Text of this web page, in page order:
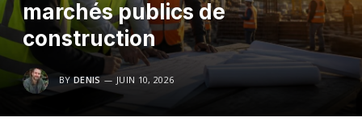
marchés publics de
construction
BY DENIS JUIN 10, 2026